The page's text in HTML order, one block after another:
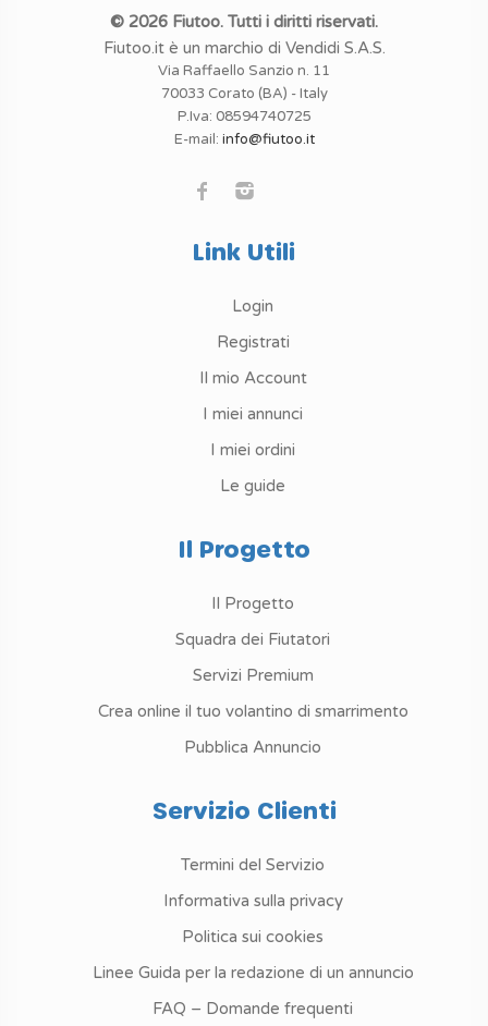
© 2026 Fiutoo. Tutti i diritti riservati.
Fiutoo.it è un marchio di Vendidi S.A.S.
Via Raffaello Sanzio n. 11
70033 Corato (BA) - Italy
P.Iva: 08594740725
E-mail: info@fiutoo.it
Link Utili
Login
Registrati
Il mio Account
I miei annunci
I miei ordini
Le guide
Il Progetto
Il Progetto
Squadra dei Fiutatori
Servizi Premium
Crea online il tuo volantino di smarrimento
Pubblica Annuncio
Servizio Clienti
Termini del Servizio
Informativa sulla privacy
Politica sui cookies
Linee Guida per la redazione di un annuncio
FAQ – Domande frequenti